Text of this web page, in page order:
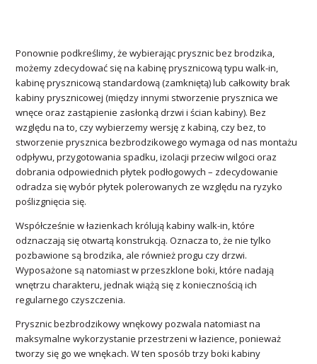
Ponownie podkreślimy, że wybierając prysznic bez brodzika,
możemy zdecydować się na kabinę prysznicową typu walk-in,
kabinę prysznicową standardową (zamkniętą) lub całkowity brak
kabiny prysznicowej (między innymi stworzenie prysznica we
wnęce oraz zastąpienie zasłonką drzwi i ścian kabiny). Bez
względu na to, czy wybierzemy wersję z kabiną, czy bez, to
stworzenie prysznica bezbrodzikowego wymaga od nas montażu
odpływu, przygotowania spadku, izolacji przeciw wilgoci oraz
dobrania odpowiednich płytek podłogowych – zdecydowanie
odradza się wybór płytek polerowanych ze względu na ryzyko
poślizgnięcia się.
Współcześnie w łazienkach królują kabiny walk-in, które
odznaczają się otwartą konstrukcją. Oznacza to, że nie tylko
pozbawione są brodzika, ale również progu czy drzwi.
Wyposażone są natomiast w przeszklone boki, które nadają
wnętrzu charakteru, jednak wiążą się z koniecznością ich
regularnego czyszczenia.
Prysznic bezbrodzikowy wnękowy pozwala natomiast na
maksymalne wykorzystanie przestrzeni w łazience, ponieważ
tworzy się go we wnękach. W ten sposób trzy boki kabiny